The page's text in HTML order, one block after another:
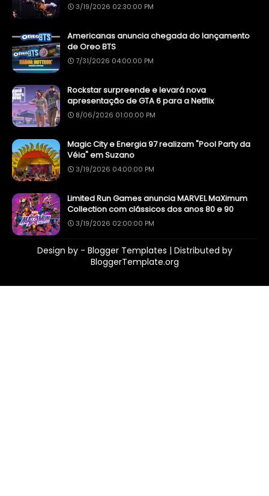
3/19/2026 02:30:00 PM
Americanas anuncia chegada do lançamento
de Oreo BTS
7/31/2026 04:00:00 PM
Rockstar surpreende e levará nova
apresentação de GTA 6 para a Netflix
8/06/2026 01:00:00 PM
Magic City e Energia 97 realizam "Pool Party da
Véia" em Suzano
3/19/2026 04:00:00 PM
Limited Run Games anuncia MARVEL MaXimum
Collection com clássicos dos anos 80 e 90
3/19/2026 02:00:00 PM
Design by - Blogger Templates | Distributed by
BloggerTemplate.org